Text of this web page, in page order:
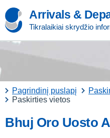
Arrivals &
Tikralaikiai skrydžio
Pagrindinį puslapį
Paskirties vietos
Bhuj Oro Uosto